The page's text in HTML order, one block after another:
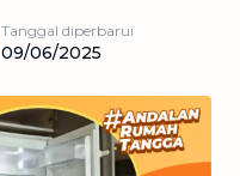
Tanggal diperbarui
09/06/2025